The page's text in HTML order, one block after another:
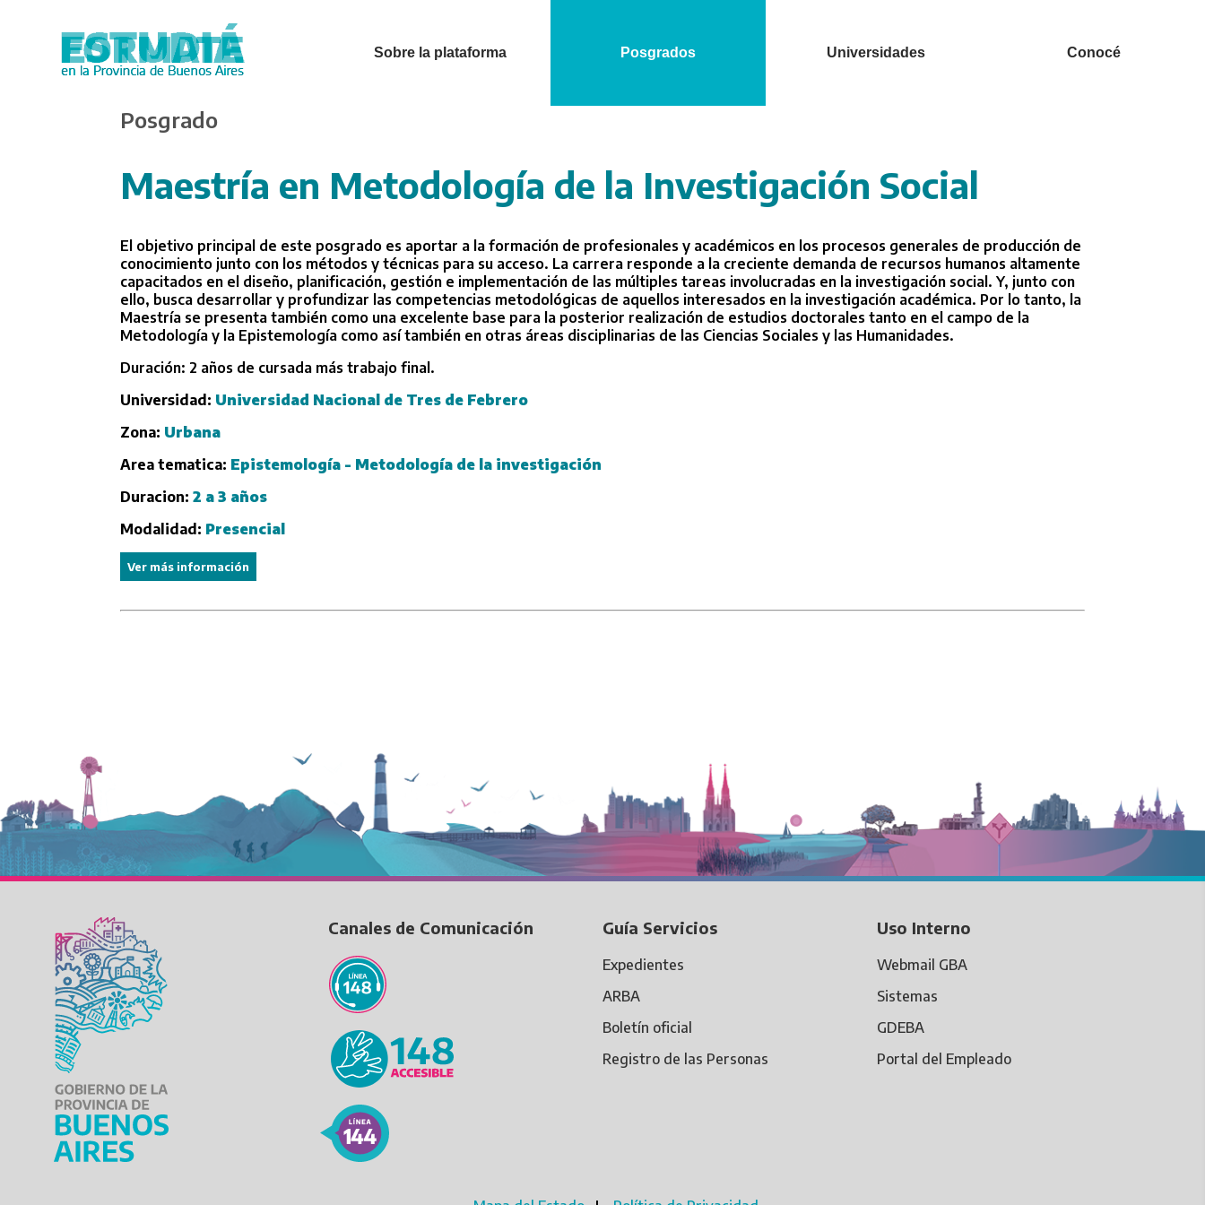
Sobre la plataforma Posgrados Universidades Conocé
Posgrado
Maestría en Metodología de la Investigación Social
El objetivo principal de este posgrado es aportar a la formación de profesionales y académicos en los procesos generales de producción de
conocimiento junto con los métodos y técnicas para su acceso. La carrera responde a la creciente demanda de recursos humanos altamente
capacitados en el diseño, planificación, gestión e implementación de las múltiples tareas involucradas en la investigación social. Y, junto con
ello, busca desarrollar y profundizar las competencias metodológicas de aquellos interesados en la investigación académica. Por lo tanto, la
Maestría se presenta también como una excelente base para la posterior realización de estudios doctorales tanto en el campo de la
Metodología y la Epistemología como así también en otras áreas disciplinarias de las Ciencias Sociales y las Humanidades.
Duración: 2 años de cursada más trabajo final.
Universidad: Universidad Nacional de Tres de Febrero
Zona: Urbana
Area tematica: Epistemología - Metodología de la investigación
Duracion:2 a 3 años
Modalidad: Presencial
Ver más información
Canales de Comunicación Guía Servicios
Expedientes
ARBA
Boletín oficial
Registro de las Personas
Uso Interno
Webmail GBA
Sistemas
GDEBA
Portal del Empleado